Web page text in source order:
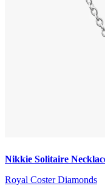
Nikkie Solitaire
Royal Coster Diamonds